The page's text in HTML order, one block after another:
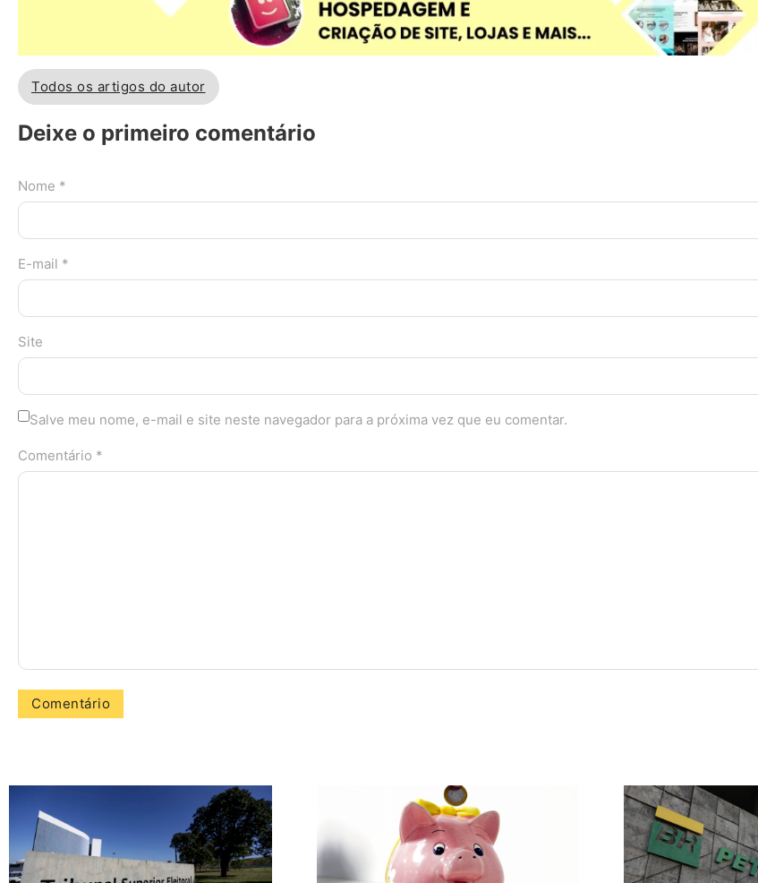
Todos os artigos do autor
Deixe o primeiro comentário
Nome *
E-mail *
Site
Salve meu nome, e-mail e site neste navegador para a próxima vez que eu comentar.
Comentário *